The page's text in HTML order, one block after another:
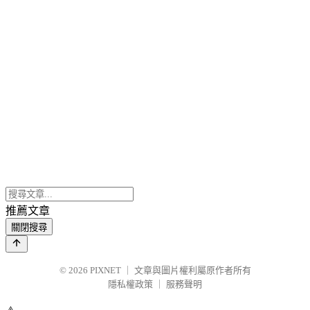
推薦文章
關閉搜尋
© 2026 PIXNET
文章與圖片權利屬原作者所有
隱私權政策
服務聲明